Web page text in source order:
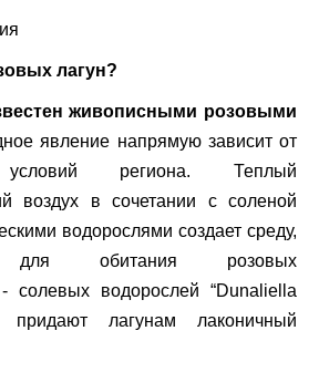
лагун?
живописными розовыми
явление напрямую зависит от
условий региона. Теплый
воздух в сочетании с соленой
водорослями создает среду,
для обитания розовых
солевых водорослей “Dunaliella
придают лагунам лаконичный